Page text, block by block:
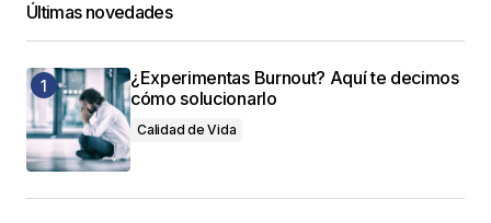
Últimas novedades
¿Experimentas Burnout? Aquí te decimos
cómo solucionarlo
Calidad de Vida